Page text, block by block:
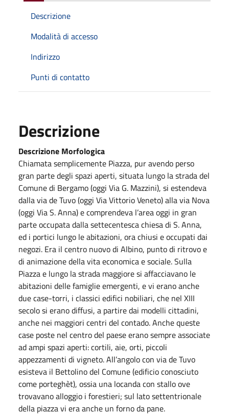
Descrizione
Modalità di accesso
Indirizzo
Punti di contatto
Descrizione
Descrizione Morfologica
Chiamata semplicemente Piazza, pur avendo perso
gran parte degli spazi aperti, situata lungo la strada del
Comune di Bergamo (oggi Via G. Mazzini), si estendeva
dalla via de Tuvo (oggi Via Vittorio Veneto) alla via Nova
(oggi Via S. Anna) e comprendeva l’area oggi in gran
parte occupata dalla settecentesca chiesa di S. Anna,
ed i portici lungo le abitazioni, ora chiusi e occupati dai
negozi. Era il centro nuovo di Albino, punto di ritrovo e
di animazione della vita economica e sociale. Sulla
Piazza e lungo la strada maggiore si affacciavano le
abitazioni delle famiglie emergenti, e vi erano anche
due case-torri, i classici edifici nobiliari, che nel XIII
secolo si erano diffusi, a partire dai modelli cittadini,
anche nei maggiori centri del contado. Anche queste
case poste nel centro del paese erano sempre associate
ad ampi spazi aperti: cortili, aie, orti, piccoli
appezzamenti di vigneto. All’angolo con via de Tuvo
esisteva il Bettolino del Comune (edificio conosciuto
come porteghèt), ossia una locanda con stallo ove
trovavano alloggio i forestieri; sul lato settentrionale
della piazza vi era anche un forno da pane.